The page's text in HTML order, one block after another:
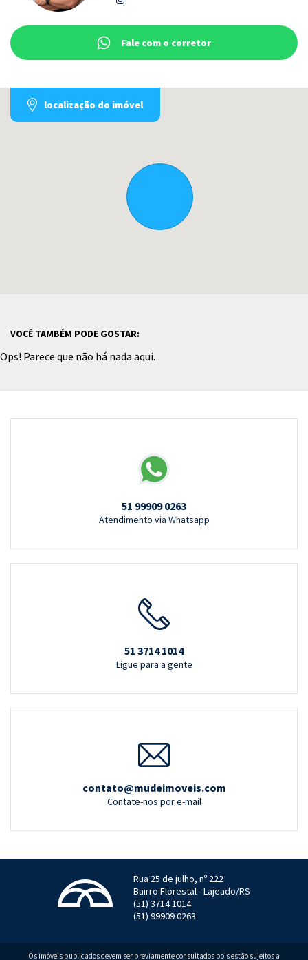
Fale com o corretor
localização do imóvel
VOCÊ TAMBÉM PODE GOSTAR:
Ops! Parece que não há nada aqui.
51 99909 0263
Atendimento via Whatsapp
51 3714 1014
Ligue para a gente
contato@mudeimoveis.com
Contate-nos por e-mail
Rua 25 de julho, nº 222
Bairro Florestal - Lajeado/RS
(51) 3714 1014
(51) 99909 0263
Os imóveis publicados devem ser previamente consultados pois estão sujeitos a